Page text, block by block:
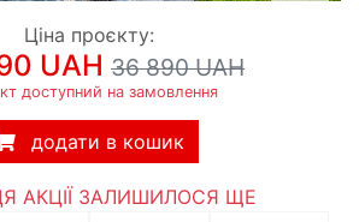
Ціна проєкту:
UAH 36 890 UAH
доступний на замовлення
додати в кошик
АКЦІЇ ЗАЛИШИЛОСЯ ЩЕ